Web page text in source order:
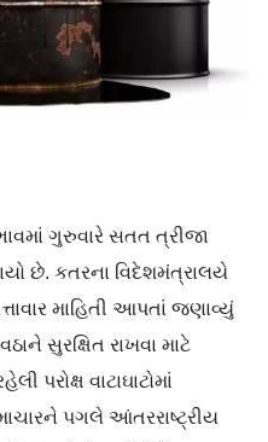
ગુરુવારે સતત ત્રીજા
છે. કતરના વિદેશમંત્રાલયે
માહિતી આપતાં જણાવ્યું
સુરક્ષિત રાખવા માટે
પરોક્ષ વાટાઘાટોમાં
પગલે આંતરરાષ્ટ્રીય